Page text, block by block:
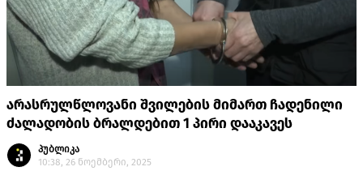
არასრულწლოვანი შვილების მიმართ ჩადენილი
ძალადობის ბრალდებით 1 პირი დააკავეს
პუბლიკა
10:38, 26 ნოემბერი, 2025